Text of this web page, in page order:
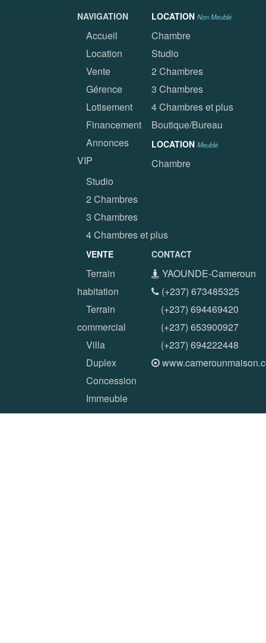
NAVIGATION
Accueil
Location
Vente
Gérence
Lotisement
Financement
Annonces
VIP
LOCATION Non Meublé
Chambre
Studio
2 Chambres
3 Chambres
4 Chambres et plus
Boutique/Bureau
LOCATION Meublé
Chambre
Studio
2 Chambres
3 Chambres
4 Chambres et plus
VENTE
Terrain
habitation
Terrain
commercial
Villa
Duplex
Concession
Immeuble
CONTACT
YAOUNDE-Cameroun
(+237) 673485325
(+237) 694469420
(+237) 653900927
(+237) 694222448